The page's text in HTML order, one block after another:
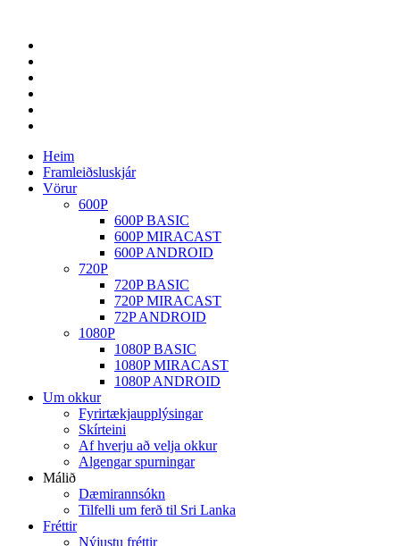
Heim
Framleiðsluskjár
Vörur
600P
600P BASIC
600P MIRACAST
600P ANDROID
720P
720P BASIC
720P MIRACAST
72P ANDROID
1080P
1080P BASIC
1080P MIRACAST
1080P ANDROID
Um okkur
Fyrirtækjaupplýsingar
Skírteini
Af hverju að velja okkur
Algengar spurningar
Málið
Dæmirannsókn
Tilfelli um ferð til Sri Lanka
Fréttir
Nýjustu fréttir